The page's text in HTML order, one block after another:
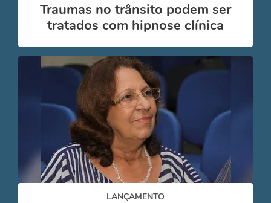
Traumas no trânsito podem ser
tratados com hipnose clínica
LANÇAMENTO